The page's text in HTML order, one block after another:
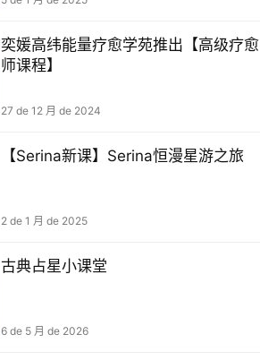
奕媛高纬能量疗愈学苑推出【高级疗愈
师课程】
27 de 12 月 de 2024
【Serina新课】Serina恒漫星‬游之旅
2 de 1 月 de 2025
古典占星小课堂
6 de 5 月 de 2026